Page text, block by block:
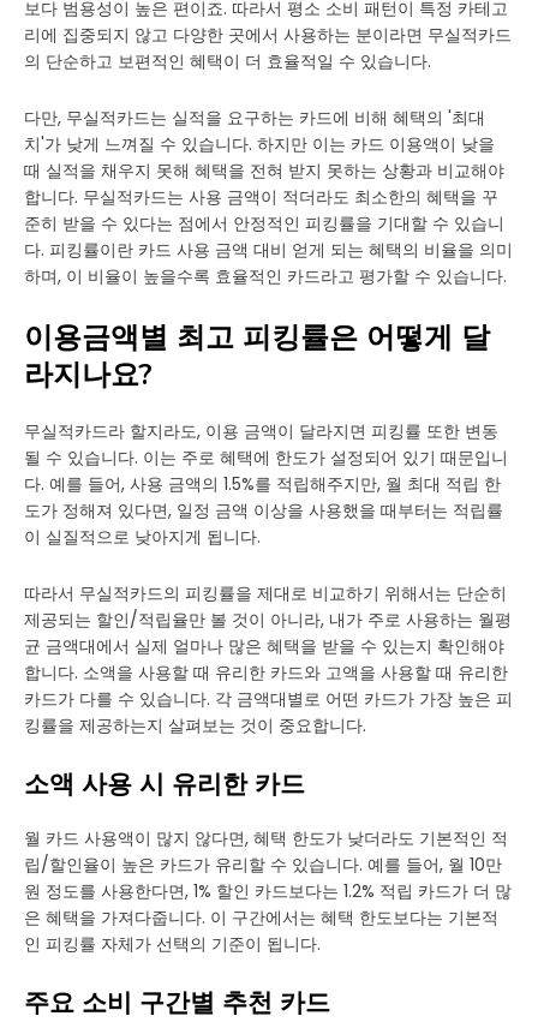
보다 범용성이 높은 편이죠. 따라서 평소 소비 패턴이 특정 카테고
리에 집중되지 않고 다양한 곳에서 사용하는 분이라면 무실적카드
의 단순하고 보편적인 혜택이 더 효율적일 수 있습니다.
다만, 무실적카드는 실적을 요구하는 카드에 비해 혜택의 '최대
치'가 낮게 느껴질 수 있습니다. 하지만 이는 카드 이용액이 낮을
때 실적을 채우지 못해 혜택을 전혀 받지 못하는 상황과 비교해야
합니다. 무실적카드는 사용 금액이 적더라도 최소한의 혜택을 꾸
준히 받을 수 있다는 점에서 안정적인 피킹률을 기대할 수 있습니
다. 피킹률이란 카드 사용 금액 대비 얻게 되는 혜택의 비율을 의미
하며, 이 비율이 높을수록 효율적인 카드라고 평가할 수 있습니다.
이용금액별 최고 피킹률은 어떻게 달
라지나요?
무실적카드라 할지라도, 이용 금액이 달라지면 피킹률 또한 변동
될 수 있습니다. 이는 주로 혜택에 한도가 설정되어 있기 때문입니
다. 예를 들어, 사용 금액의 1.5%를 적립해주지만, 월 최대 적립 한
도가 정해져 있다면, 일정 금액 이상을 사용했을 때부터는 적립률
이 실질적으로 낮아지게 됩니다.
따라서 무실적카드의 피킹률을 제대로 비교하기 위해서는 단순히
제공되는 할인/적립율만 볼 것이 아니라, 내가 주로 사용하는 월평
균 금액대에서 실제 얼마나 많은 혜택을 받을 수 있는지 확인해야
합니다. 소액을 사용할 때 유리한 카드와 고액을 사용할 때 유리한
카드가 다를 수 있습니다. 각 금액대별로 어떤 카드가 가장 높은 피
킹률을 제공하는지 살펴보는 것이 중요합니다.
소액 사용 시 유리한 카드
월 카드 사용액이 많지 않다면, 혜택 한도가 낮더라도 기본적인 적
립/할인율이 높은 카드가 유리할 수 있습니다. 예를 들어, 월 10만
원 정도를 사용한다면, 1% 할인 카드보다는 1.2% 적립 카드가 더 많
은 혜택을 가져다줍니다. 이 구간에서는 혜택 한도보다는 기본적
인 피킹률 자체가 선택의 기준이 됩니다.
주요 소비 구간별 추천 카드